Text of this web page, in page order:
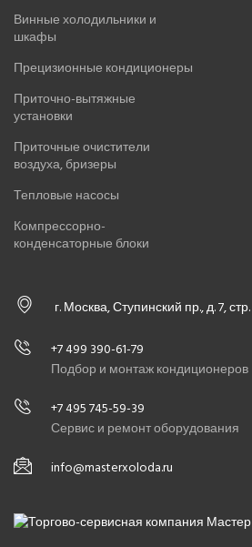
Винные холодильники и
шкафы
Прецизионные кондиционеры
Приточно-вытяжные
установки
Приточные очистители
воздуха, бризеры
Тепловые насосы
Компрессорно-
конденсаторные блоки
г. Москва, Ступинский пр., д. 7, стр.
+7 499 390-61-79
Подбор и монтаж кондиционеров
+7 495 745-59-39
Сервис и ремонт оборудования
info@masterxoloda.ru